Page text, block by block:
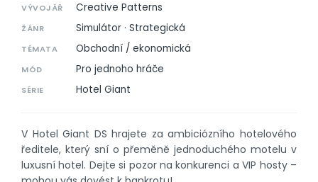
VÝVOJÁŘ Creative Patterns
ŽÁNR Simulátor · Strategická
TÉMATA Obchodní / ekonomická
MÓD Pro jednoho hráče
SÉRIE Hotel Giant
V Hotel Giant DS hrajete za ambiciózního hotelového
ředitele, který sní o přeměně jednoduchého motelu v
luxusní hotel. Dejte si pozor na konkurenci a VIP hosty –